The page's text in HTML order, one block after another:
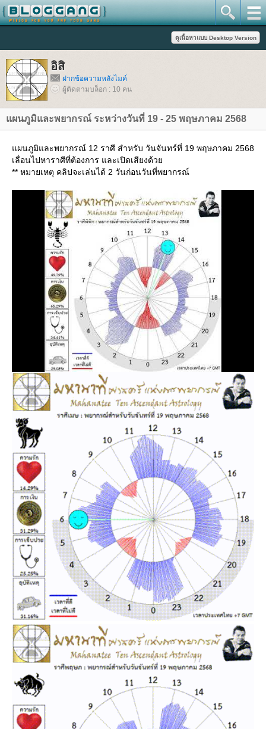
อิสิ
ฝากข้อความหลังไมค์
ผู้ติดตามบล็อก : 10 คน
ผนภูมิและพยากรณ์ ระหว่างวันที่ 19 - 25 พฤษภาคม 2568
ผนภูมิและพยากรณ์ 12 ราศี สำหรับ วันจันทร์ที่ 19 พฤษภาคม 2568
เลื่อนไปหาราศีที่ต้องการ และเปิดเสียงด้ว
** หมายเหตุ คลิปจะเล่นได้ 2 วันก่อนวันที่พยากรณ์